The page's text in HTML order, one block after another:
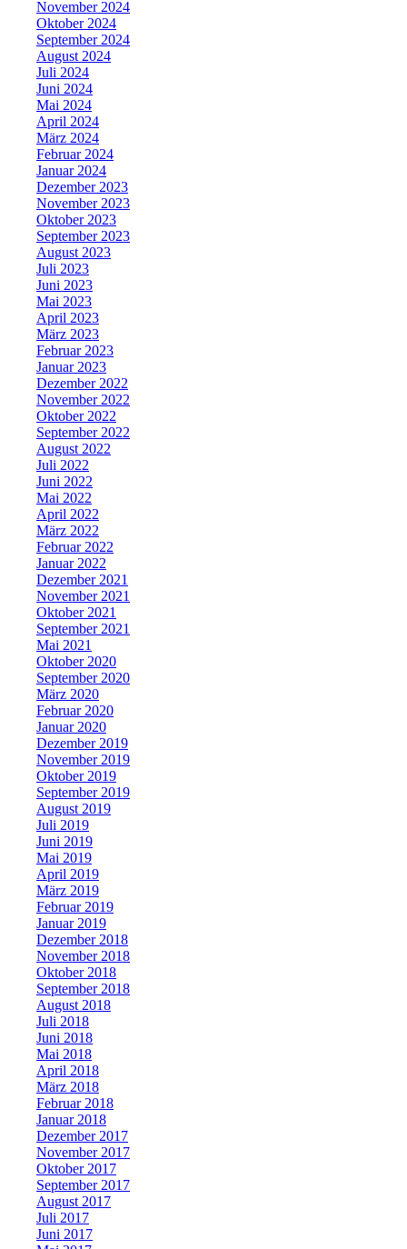
November 2024
Oktober 2024
September 2024
August 2024
Juli 2024
Juni 2024
Mai 2024
April 2024
März 2024
Februar 2024
Januar 2024
Dezember 2023
November 2023
Oktober 2023
September 2023
August 2023
Juli 2023
Juni 2023
Mai 2023
April 2023
März 2023
Februar 2023
Januar 2023
Dezember 2022
November 2022
Oktober 2022
September 2022
August 2022
Juli 2022
Juni 2022
Mai 2022
April 2022
März 2022
Februar 2022
Januar 2022
Dezember 2021
November 2021
Oktober 2021
September 2021
Mai 2021
Oktober 2020
September 2020
März 2020
Februar 2020
Januar 2020
Dezember 2019
November 2019
Oktober 2019
September 2019
August 2019
Juli 2019
Juni 2019
Mai 2019
April 2019
März 2019
Februar 2019
Januar 2019
Dezember 2018
November 2018
Oktober 2018
September 2018
August 2018
Juli 2018
Juni 2018
Mai 2018
April 2018
März 2018
Februar 2018
Januar 2018
Dezember 2017
November 2017
Oktober 2017
September 2017
August 2017
Juli 2017
Juni 2017